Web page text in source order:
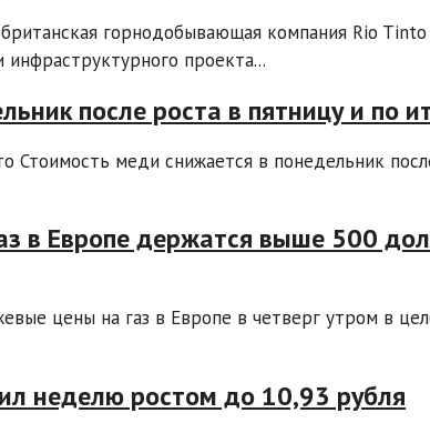
горнодобывающая компания Rio Tinto
проекта...
после роста в пятницу и по
Стоимость меди снижается в понедельник
в Европе держатся выше 500
цены на газ в Европе в четверг утром в
неделю ростом до 10,93 рубля